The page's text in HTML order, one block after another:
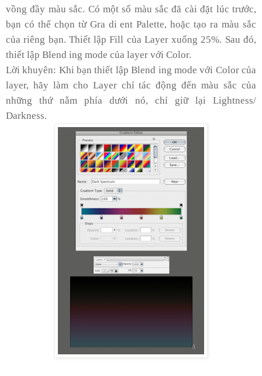
vồng đầy màu sắc. Có một số màu sắc đã cài đặt lúc trước,
bạn có thể chọn từ Gra di ent Palette, hoặc tạo ra màu sắc
của riêng bạn. Thiết lập Fill của Layer xuống 25%. Sau đó,
thiết lập Blend ing mode của layer với Color.
Lời khuyên: Khi bạn thiết lập Blend ing mode với Color của
layer, hãy làm cho Layer chỉ tác động đến màu sắc của
những thứ nằm phía dưới nó, chỉ giữ lại Lightness/
Darkness.